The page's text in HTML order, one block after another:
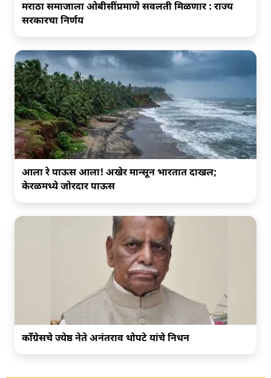
मराठा समाजाला ओबीसींप्रमाणे सवलती मिळणार : राज्य
सरकारचा निर्णय
आला रे पाऊस आला! अखेर मान्सून भारतात दाखल;
केरळमध्ये जोरदार पाऊस
काँग्रेसचे ज्येष्ठ नेते अनंतराव थोपटे यांचे निधन